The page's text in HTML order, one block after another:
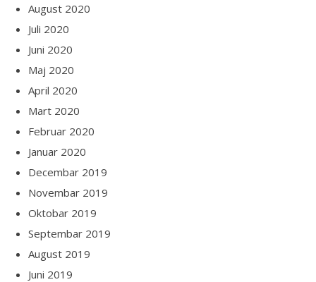
August 2020
Juli 2020
Juni 2020
Maj 2020
April 2020
Mart 2020
Februar 2020
Januar 2020
Decembar 2019
Novembar 2019
Oktobar 2019
Septembar 2019
August 2019
Juni 2019